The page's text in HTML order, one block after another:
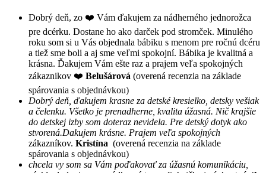
Dobrý deň, zo ❤️ Vám ďakujem za nádherného jednorožca
pre dcérku. Dostane ho ako darček pod stromček. Minulého
roku som si u Vás objednala bábiku s menom pre ročnú dcéru
a tiež sme boli a aj sme veľmi spokojní. Bábika je kvalitná a
krásna. Ďakujem Vám ešte raz a prajem veľa spokojných
zákaznikov ❤️ Belušárová (overená recenzia na základe
spárovania s objednávkou)
Dobrý deň, ďakujem krasne za detské kresielko, detsky vešiak
a čelenku. Všetko je prenadherne, kvalita úžasná. Nič krajšie
do detskej izby som doteraz nevidela. Pre detský dotyk ako
stvorená.Dakujem krásne. Prajem veľa spokojných
zákazníkov. Kristína (overená recenzia na základe
spárovania s objednávkou)
chcela vy som sa Vám poďakovať za úžasnú komunikáciu,